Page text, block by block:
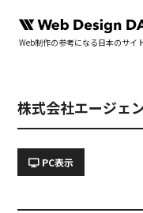
Web制作の参考になる日本のサイ
株式会社エージェ
PC表示